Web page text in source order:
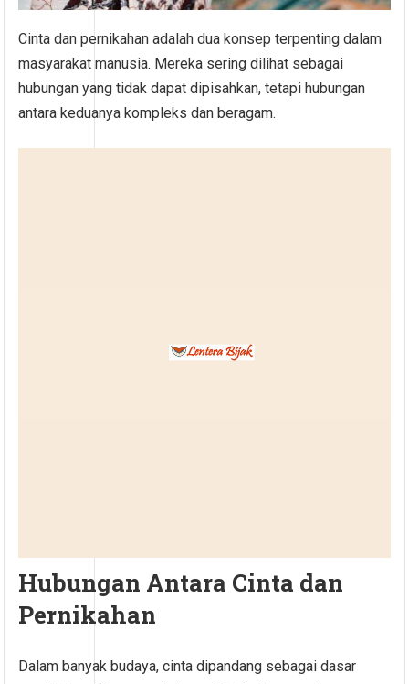
Cinta dan pernikahan adalah dua konsep terpenting dalam
masyarakat manusia. Mereka sering dilihat sebagai
hubungan yang tidak dapat dipisahkan, tetapi hubungan
antara keduanya kompleks dan beragam.
Hubungan Antara Cinta dan
Pernikahan
Dalam banyak budaya, cinta dipandang sebagai dasar